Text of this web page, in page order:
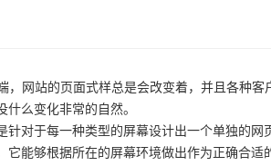
网站的页面式样总是会改变着，并且各种客
么变化非常的自然。
对于每一种类型的屏幕设计出一个单独的网
能够根据所在的屏幕环境做出作为正确合适